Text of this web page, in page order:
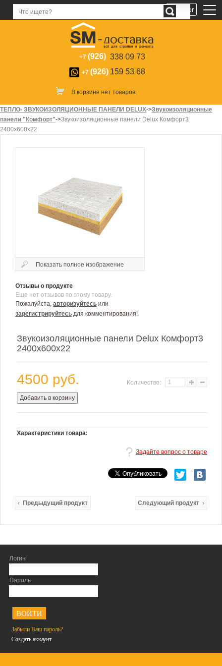
+7 (926) 338 09 73
+7 (926) 159 53 68
В корзине нет товаров
Логин
Пароль
Забыли Ваш пароль?
Создать аккаунт
ТЕПЛО- ЗВУКОИЗОЛЯЦИОННЫЕ ПАНЕЛИ DELUX->Звукоизоляционные
панели "Комфорт"->Звукоизоляционные панели Delux Комфорт3
2400х600х22
Показать полное изображение
Отзывы о продукте
Еще нет отзывов по этому товару.
Пожалуйста, авторизуйтесь или
зарегистрируйтесь для комментирования!
Звукоизоляционные панели Delux Комфорт3
2400х600х22
4500 руб. Количество:
Добавить в корзину
Характеристики товара:
Задайте вопрос о товаре
Предыдущий продукт Следующий продукт
Каталог